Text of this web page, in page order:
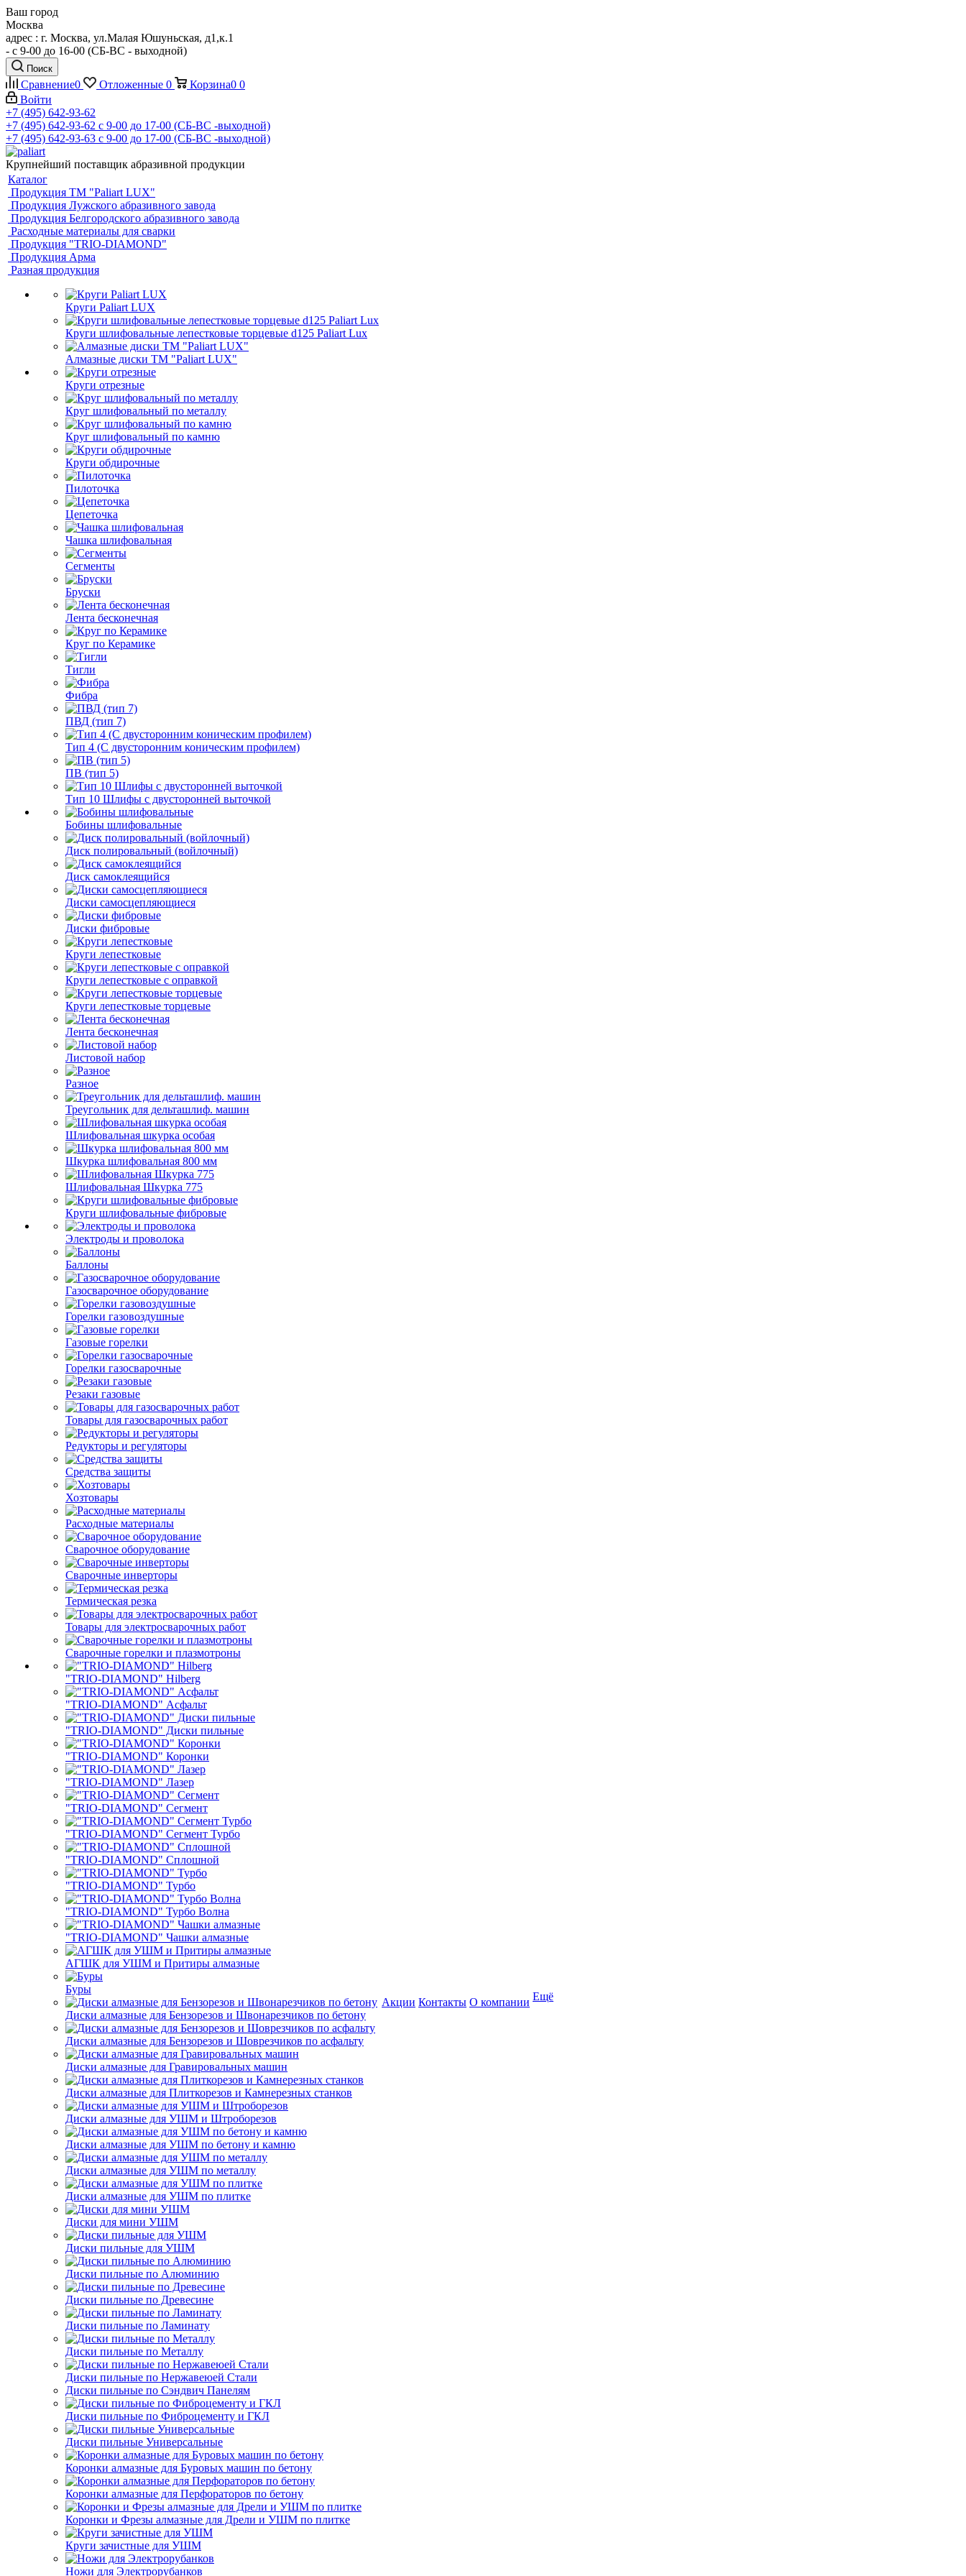
Ваш город
Москва
адрес : г. Москва, ул.Малая Юшуньская, д1,к.1
- c 9-00 до 16-00 (СБ-ВС - выходной)
Поиск
Сравнение0 Отложенные 0 Корзина0 0
Войти
+7 (495) 642-93-62
+7 (495) 642-93-62 c 9-00 до 17-00 (СБ-ВС -выходной)
+7 (495) 642-93-63 c 9-00 до 17-00 (СБ-ВС -выходной)
Крупнейший поставщик абразивной продукции
Каталог
Продукция ТМ "Paliart LUX"
Продукция Лужского абразивного завода
Продукция Белгородского абразивного завода
Расходные материалы для сварки
Продукция "TRIO-DIAMOND"
Продукция Арма
Разная продукция
Круги Paliart LUX
Круги шлифовальные лепестковые торцевые d125 Paliart Lux
Алмазные диски ТМ "Paliart LUX"
Круги отрезные
Круг шлифовальный по металлу
Круг шлифовальный по камню
Круги обдирочные
Пилоточка
Цепеточка
Чашка шлифовальная
Сегменты
Бруски
Лента бесконечная
Круг по Керамике
Тигли
Фибра
ПВД (тип 7)
Тип 4 (С двусторонним коническим профилем)
ПВ (тип 5)
Тип 10 Шлифы с двусторонней выточкой
Бобины шлифовальные
Диск полировальный (войлочный)
Диск самоклеящийся
Диски самосцепляющиеся
Диски фибровые
Круги лепестковые
Круги лепестковые с оправкой
Круги лепестковые торцевые
Лента бесконечная
Листовой набор
Разное
Треугольник для дельташлиф. машин
Шлифовальная шкурка особая
Шкурка шлифовальная 800 мм
Шлифовальная Шкурка 775
Круги шлифовальные фибровые
Электроды и проволока
Баллоны
Газосварочное оборудование
Горелки газовоздушные
Газовые горелки
Горелки газосварочные
Резаки газовые
Товары для газосварочных работ
Редукторы и регуляторы
Средства защиты
Хозтовары
Расходные материалы
Сварочное оборудование
Сварочные инверторы
Термическая резка
Товары для электросварочных работ
Сварочные горелки и плазмотроны
"TRIO-DIAMOND" Hilberg
"TRIO-DIAMOND" Асфальт
"TRIO-DIAMOND" Диски пильные
"TRIO-DIAMOND" Коронки
"TRIO-DIAMOND" Лазер
"TRIO-DIAMOND" Сегмент
"TRIO-DIAMOND" Сегмент Турбо
"TRIO-DIAMOND" Сплошной
"TRIO-DIAMOND" Турбо
"TRIO-DIAMOND" Турбо Волна
"TRIO-DIAMOND" Чашки алмазные
АГШК для УШМ и Притиры алмазные
Буры
Диски алмазные для Бензорезов и Швонарезчиков по бетону
Диски алмазные для Бензорезов и Шоврезчиков по асфальту
Диски алмазные для Гравировальных машин
Диски алмазные для Плиткорезов и Камнерезных станков
Диски алмазные для УШМ и Штроборезов
Диски алмазные для УШМ по бетону и камню
Диски алмазные для УШМ по металлу
Диски алмазные для УШМ по плитке
Диски для мини УШМ
Диски пильные для УШМ
Диски пильные по Алюминию
Диски пильные по Древесине
Диски пильные по Ламинату
Диски пильные по Металлу
Диски пильные по Нержавеюей Стали
Диски пильные по Сэндвич Панелям
Диски пильные по Фиброцементу и ГКЛ
Диски пильные Универсальные
Коронки алмазные для Буровых машин по бетону
Коронки алмазные для Перфораторов по бетону
Коронки и Фрезы алмазные для Дрели и УШМ по плитке
Круги зачистные для УШМ
Ножи для Электрорубанков
Акции Контакты О компании Ещё